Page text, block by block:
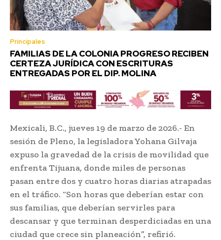
Principales
FAMILIAS DE LA COLONIA PROGRESO RECIBEN
CERTEZA JURÍDICA CON ESCRITURAS
ENTREGADAS POR EL DIP. MOLINA
Mexicali, B.C., jueves 19 de marzo de 2026.- En
sesión de Pleno, la legisladora Yohana Gilvaja
expuso la gravedad de la crisis de movilidad que
enfrenta Tijuana, donde miles de personas
pasan entre dos y cuatro horas diarias atrapadas
en el tráfico. “Son horas que deberían estar con
sus familias, que deberían servirles para
descansar y que terminan desperdiciadas en una
ciudad que crece sin planeación”, refirió.